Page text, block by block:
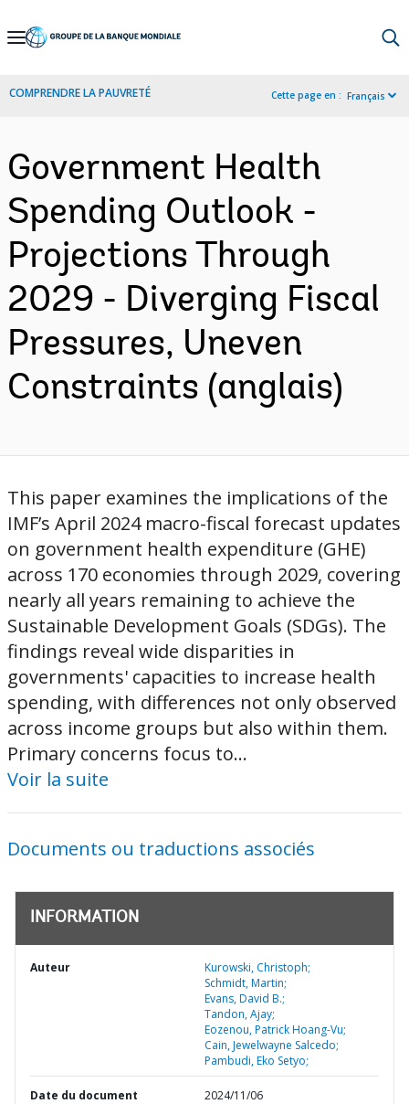
Skip
Navigation
COMPRENDRE LA PAUVRETÉ Cette page en : Français
Government Health
Spending Outlook -
Projections Through
2029 - Diverging Fiscal
Pressures, Uneven
Constraints (anglais)
This paper examines the implications of the
IMF’s April 2024 macro-fiscal forecast updates
on government health expenditure (GHE)
across 170 economies through 2029, covering
nearly all years remaining to achieve the
Sustainable Development Goals (SDGs). The
findings reveal wide disparities in
governments' capacities to increase health
spending, with differences not only observed
across income groups but also within them.
Primary concerns focus to...
Voir la suite
Documents ou traductions associés
INFORMATION
Auteur
Kurowski, Christoph;
Schmidt, Martin;
Evans, David B.;
Tandon, Ajay;
Eozenou, Patrick Hoang-Vu;
Cain, Jewelwayne Salcedo;
Pambudi, Eko Setyo;
Date du document 2024/11/06